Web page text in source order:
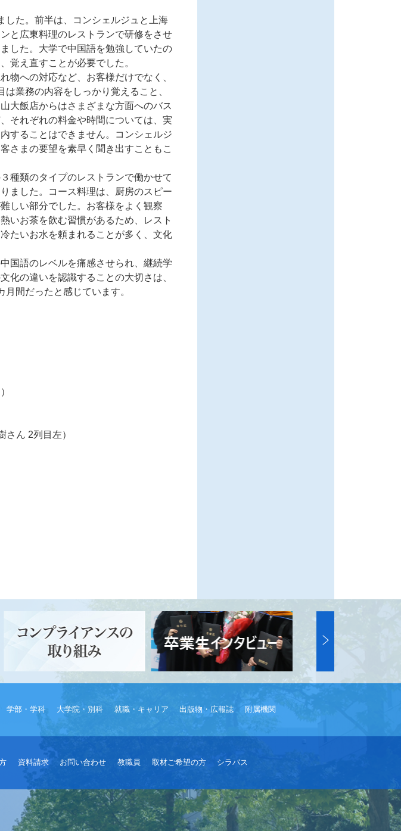
た。前半は、コンシェルジュと上海
と広東料理のレストランで研修をさせ
した。大学で中国語を勉強していたの
覚え直すことが必要でした。
への対応など、お客様だけでなく、
業務の内容をしっかり覚えること、
大飯店からはさまざまな方面へのバス
それぞれの料金や時間については、実
することはできません。コンシェルジ
さまの要望を素早く聞き出すこともこ
種類のタイプのレストランで働かせて
ました。コース料理は、厨房のスピー
しい部分でした。お客様をよく観察
いお茶を飲む習慣があるため、レスト
たいお水を頼まれることが多く、文化
国語のレベルを痛感させられ、継続学
化の違いを認識することの大切さは、
間だったと感じています。
ん 2列目左）
学部・学科 大学院・別科 就職・キャリア 出版物・広報誌 附属機関
資料請求 お問い合わせ 教職員 取材ご希望の方 シラバス